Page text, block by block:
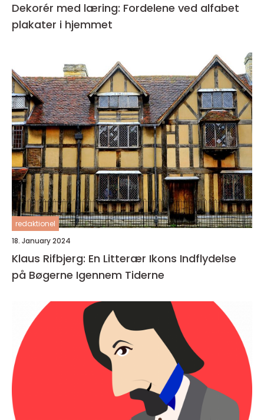
Dekorér med læring: Fordelene ved alfabet
plakater i hjemmet
redaktionel
18. January 2024
Klaus Rifbjerg: En Litterær Ikons Indflydelse
på Bøgerne Igennem Tiderne